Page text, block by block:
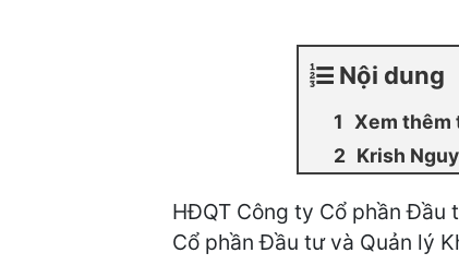
Nội dung
Xem thêm
Krish
HĐQT Công ty Cổ phần Đầu
Cổ phần Đầu tư và Quản lý